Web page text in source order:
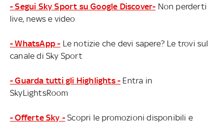
- Segui Sky Sport su Google Discover- Non perderti
live, news e video
- WhatsApp - Le notizie che devi sapere? Le trovi sul
canale di Sky Sport
- Guarda tutti gli Highlights - Entra in
SkyLightsRoom
- Offerte Sky - Scopri le promozioni disponibili e